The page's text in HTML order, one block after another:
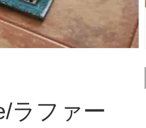
ラファー